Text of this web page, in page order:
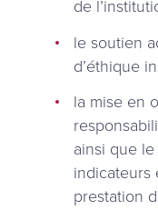
de
le soutien
d’éthique
la mise en
ainsi que
indicateurs
prestation